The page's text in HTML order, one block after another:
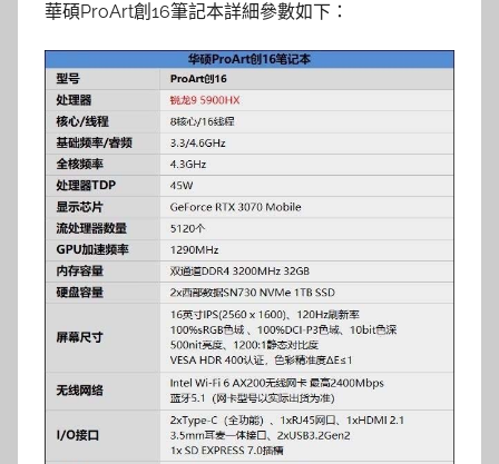
華碩ProArt創16筆記本詳細參數如下：